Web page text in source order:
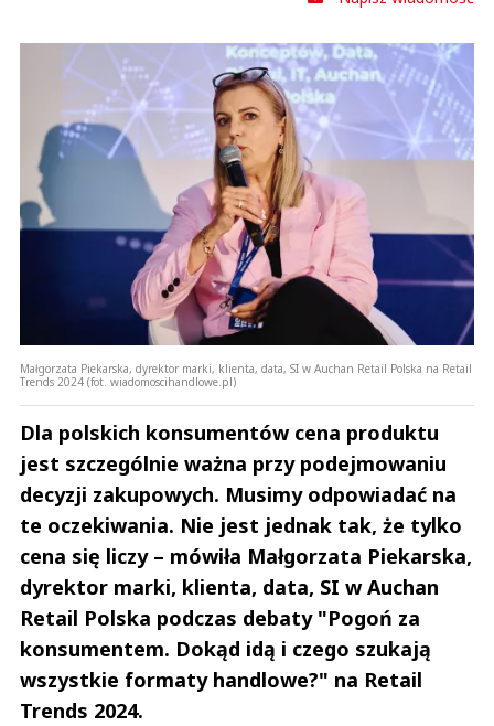
Małgorzata Piekarska, dyrektor marki, klienta, data, SI w Auchan Retail Polska na Retail
Trends 2024 (fot. wiadomoscihandlowe.pl)
Dla polskich konsumentów cena produktu
jest szczególnie ważna przy podejmowaniu
decyzji zakupowych. Musimy odpowiadać na
te oczekiwania. Nie jest jednak tak, że tylko
cena się liczy – mówiła Małgorzata Piekarska,
dyrektor marki, klienta, data, SI w Auchan
Retail Polska podczas debaty "Pogoń za
konsumentem. Dokąd idą i czego szukają
wszystkie formaty handlowe?" na Retail
Trends 2024.